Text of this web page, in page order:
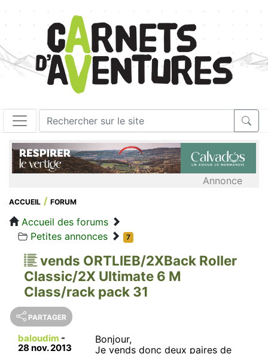
Annonce
ACCUEIL FORUM
Accueil des forums
Petites annonces
7
vends ORTLIEB/2XBack Roller
Classic/2X Ultimate 6 M
Class/rack pack 31
PARTAGER
baloudim -
28 nov. 2013
Bonjour,
Je vends donc deux paires de